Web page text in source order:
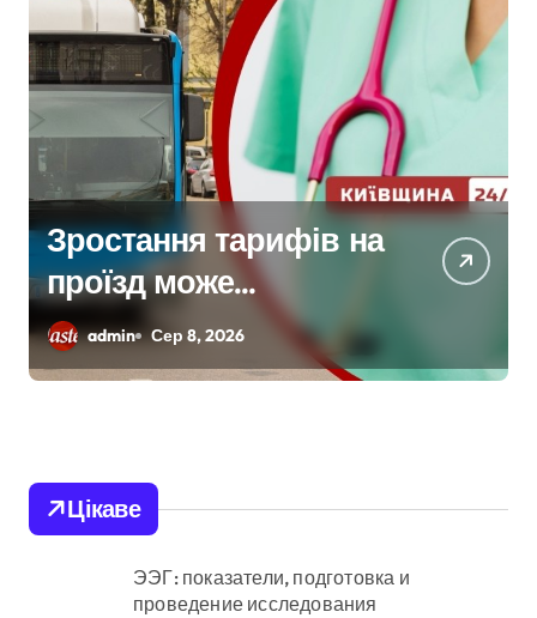
На водоймах
Київщини 35 жертв:
рятувальники
тривожаться через
admin Сер 8, 2026
Цікаве
ЭЭГ: показатели, подготовка и
проведение исследования